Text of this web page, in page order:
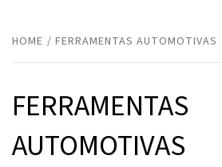
HOME FERRAMENTAS AUTOMOTIVAS
FERRAMENTAS
AUTOMOTIVAS